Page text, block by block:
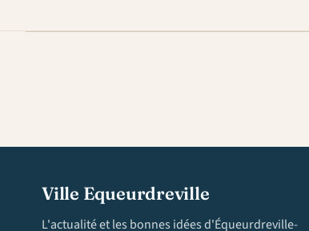
Ville Equeurdreville
L'actualité et les bonnes idées d'Équeurdreville-